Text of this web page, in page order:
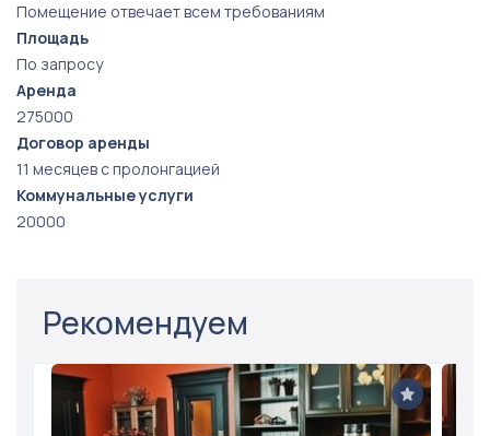
Помещение отвечает всем требованиям
Площадь
По запросу
Аренда
275000
Договор аренды
11 месяцев с пролонгацией
Коммунальные услуги
20000
Рекомендуем